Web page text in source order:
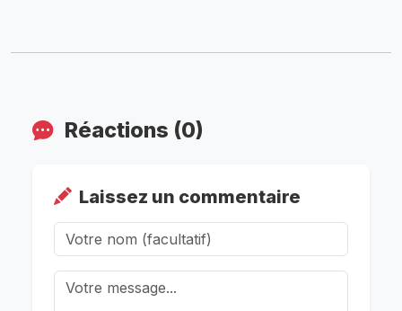
Réactions (0)
Laissez un commentaire